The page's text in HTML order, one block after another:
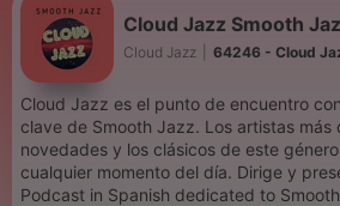
Cloud Jazz Smooth
Cloud Jazz 64246 - Cloud
Cloud Jazz es el punto de encuentro
clave de Smooth Jazz. Los artistas más
novedades y los clásicos de este
cualquier momento del día. Dirige y
Podcast in Spanish dedicated to